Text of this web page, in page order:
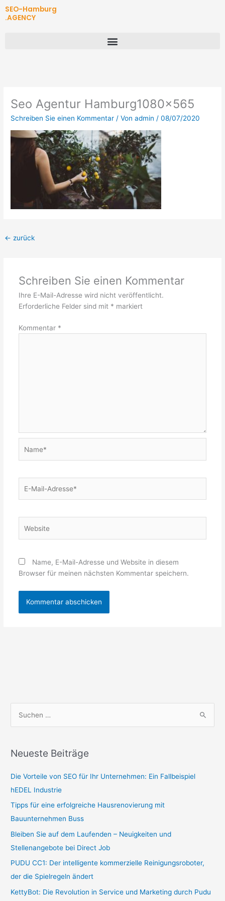
Zum
Inhalt
SEO-Hamburg
.AGENCY
Seo Agentur Hamburg1080x565
Schreiben Sie einen Kommentar / Vonadmin /08/07/2020
← zurück
Schreiben Sie einen Kommentar
Ihre E-Mail-Adresse wird nicht veröffentlicht.
Erforderliche Felder sind mit * markiert
Kommentar *
Mail-
Name, E-Mail-Adresse und Website in diesem
Browser für meinen nächsten Kommentar speichern.
h
h
:
Neueste Beiträge
Die Vorteile von SEO für Ihr Unternehmen: Ein Fallbeispiel
hEDEL Industrie
Tipps für eine erfolgreiche Hausrenovierung mit
Bauunternehmen Buss
Bleiben Sie auf dem Laufenden – Neuigkeiten und
Stellenangebote bei Direct Job
PUDU CC1: Der intelligente kommerzielle Reinigungsroboter,
der die Spielregeln ändert
KettyBot: Die Revolution in Service und Marketing durch Pudu